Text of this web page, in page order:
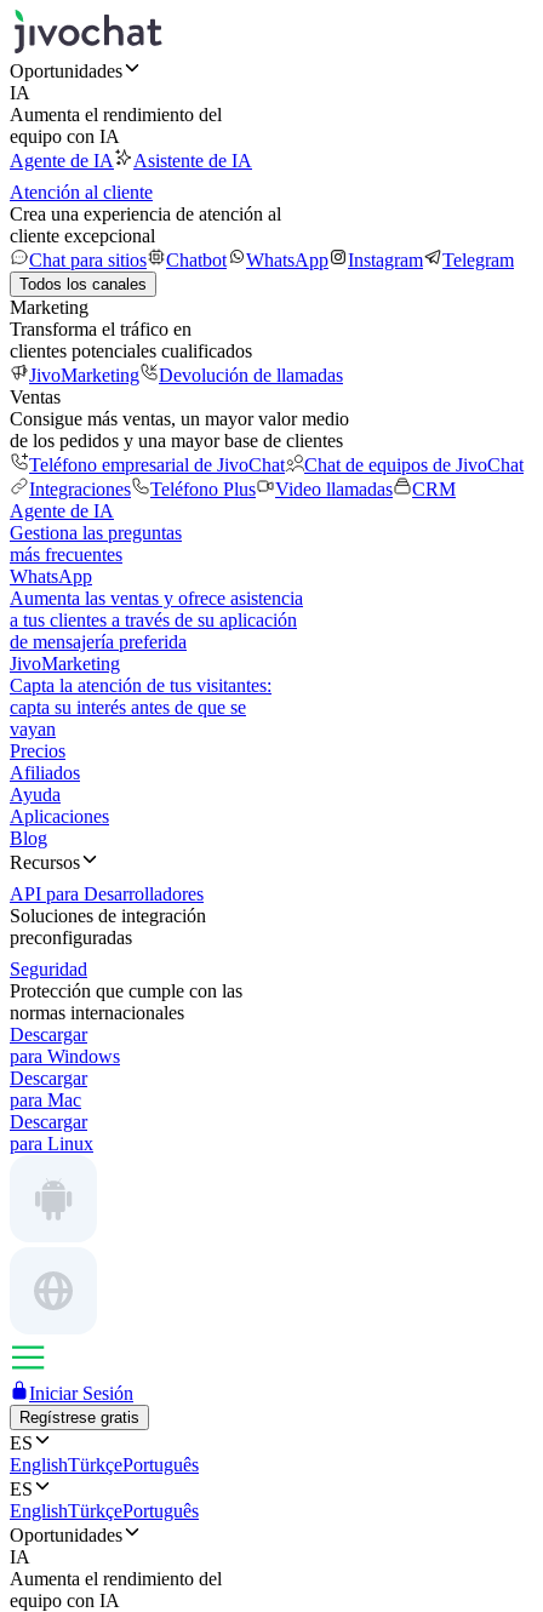
Oportunidades
IA
Aumenta el rendimiento del
equipo con IA
Agente de IA
Asistente de IA
Atención al cliente
Crea una experiencia de atención al
cliente excepcional
Chat para sitios
Chatbot WhatsApp Instagram Telegram
Todos los canales
Marketing
Transforma el tráfico en
clientes potenciales cualificados
JivoMarketing
Devolución de llamadas
Ventas
Consigue más ventas, un mayor valor medio
de los pedidos y una mayor base de clientes
Teléfono empresarial de JivoChat
Chat de equipos de JivoChat
Integraciones
Teléfono Plus Video llamadas
CRM
Agente de IA
Gestiona las preguntas
más frecuentes
WhatsApp
Aumenta las ventas y ofrece asistencia
a tus clientes a través de su aplicación
de mensajería preferida
JivoMarketing
Capta la atención de tus visitantes:
capta su interés antes de que se
vayan
Precios
Afiliados
Ayuda
Aplicaciones
Blog
Recursos
API para Desarrolladores
Soluciones de integración
preconfiguradas
Seguridad
Protección que cumple con las
normas internacionales
Descargar
para Windows
Descargar
para Mac
Descargar
para Linux
Iniciar Sesión
Regístrese gratis
ES
EnglishTürkçePortuguês
ES
EnglishTürkçePortuguês
Oportunidades
IA
Aumenta el rendimiento del
equipo con IA